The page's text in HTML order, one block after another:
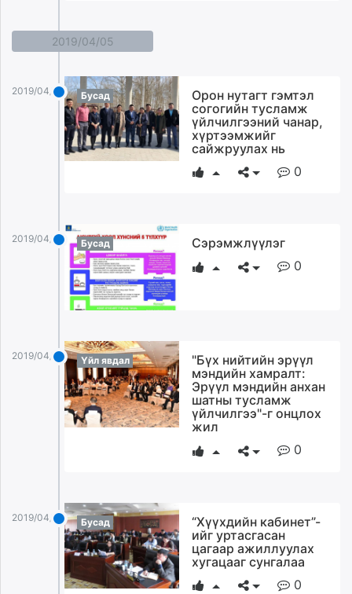
2019/04/05
2019/04/05 Бусад
Орон нутагт гэмтэл
согогийн тусламж
үйлчилгээний чанар,
хүртээмжийг
сайжруулах нь
0
2019/04/05 Бусад
Сэрэмжлүүлэг
0
2019/04/05 Үйл явдал
"Бүх нийтийн эрүүл
мэндийн хамралт:
Эрүүл мэндийн анхан
шатны тусламж
үйлчилгээ"-г онцлох
жил
0
2019/04/05 Бусад
“Хүүхдийн кабинет”-
ийг уртасгасан
цагаар ажиллуулах
хугацааг сунгалаа
0